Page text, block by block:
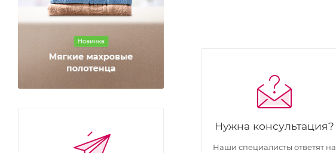
Нужна консультация?
Наши специалисты ответят на